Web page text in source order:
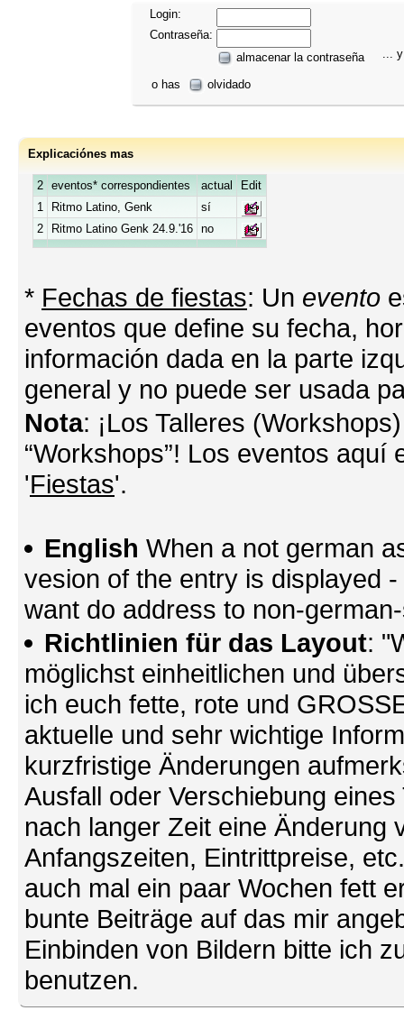
Login:
Contraseña:
almacenar la contraseña
o has
olvidado
...
Explicaciónes mas
2 eventos* correspondientes actual
Edit
1
Ritmo Latino, Genk
sí
2
Ritmo Latino Genk 24.9.'16 no
* Fechas de fiestas: Un evento
eventos que define su fecha,
información dada en la parte
general y no puede ser usada
Nota: ¡Los Talleres
“Workshops”! Los eventos
'Fiestas'.
English When a not german
vesion of the entry is displayed
want do address to non-
Richtlinien für das Layout:
möglichst einheitlichen und
ich euch fette, rote und
aktuelle und sehr wichtige
kurzfristige Änderungen
Ausfall oder Verschiebung
nach langer Zeit eine Änderung
Anfangszeiten, Eintrittpreise,
auch mal ein paar Wochen fett
bunte Beiträge auf das mir
Einbinden von Bildern bitte ich
benutzen.